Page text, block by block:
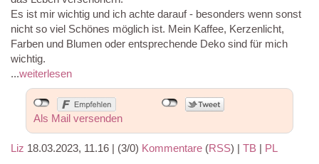
Es ist mir wichtig und ich achte darauf - besonders wenn sonst
nicht so viel Schönes möglich ist. Mein Kaffee, Kerzenlicht,
Farben und Blumen oder entsprechende Deko sind für mich
wichtig.
...weiterlesen
Als Mail versenden
Liz 18.03.2023, 11.16 | (3/0) Kommentare (RSS) | TB | PL